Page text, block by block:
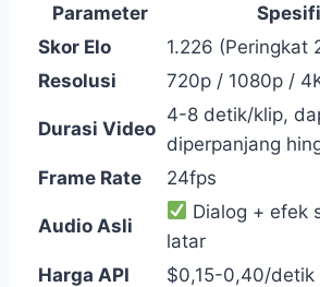
Parameter
Skor Elo
1.226 (Peringkat
Resolusi
720p / 1080p /
Durasi Video
4-8 detik/klip,
diperpanjang
Frame Rate
24fps
Audio Asli
Dialog + efek
latar
Harga API
$0,15-0,40/detik